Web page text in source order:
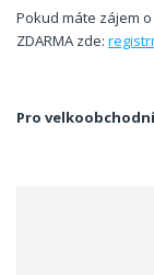
Pokud máte zájem o
ZDARMA zde:
Pro